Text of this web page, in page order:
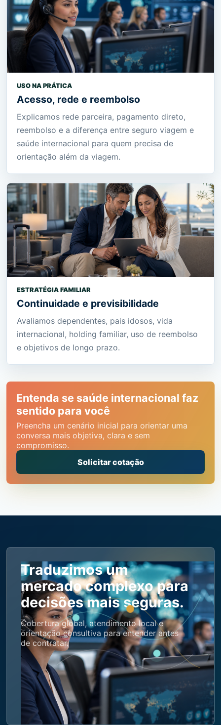
USO NA PRÁTICA
Acesso, rede e reembolso
Explicamos rede parceira, pagamento direto,
reembolso e a diferença entre seguro viagem e
saúde internacional para quem precisa de
orientação além da viagem.
ESTRATÉGIA FAMILIAR
Continuidade e previsibilidade
Avaliamos dependentes, pais idosos, vida
internacional, holding familiar, uso de reembolso
e objetivos de longo prazo.
Entenda se saúde internacional faz
sentido para você
Preencha um cenário inicial para orientar uma
conversa mais objetiva, clara e sem
compromisso.
Solicitar cotação
Traduzimos um
mercado complexo para
decisões mais seguras.
Cobertura global, atendimento local e
orientação consultiva para entender antes
de contratar.